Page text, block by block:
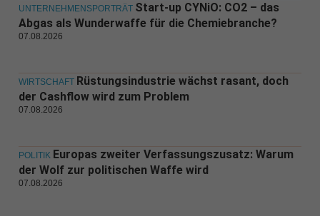
UNTERNEHMENSPORTRÄT Start-up CYNiO: CO2 – das
Abgas als Wunderwaffe für die Chemiebranche?
07.08.2026
WIRTSCHAFT Rüstungsindustrie wächst rasant, doch
der Cashflow wird zum Problem
07.08.2026
POLITIK Europas zweiter Verfassungszusatz: Warum
der Wolf zur politischen Waffe wird
07.08.2026